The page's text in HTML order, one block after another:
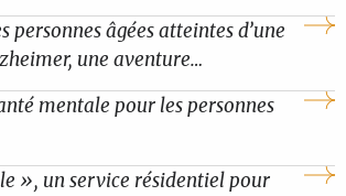
personnes âgées atteintes d’une
une aventure…
mentale pour les personnes
», un service résidentiel pour